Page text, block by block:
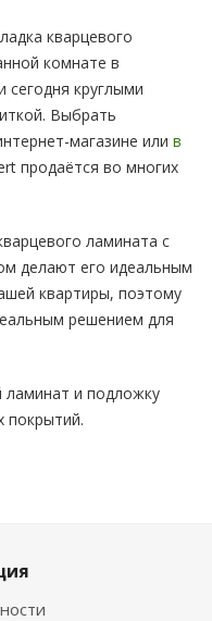
кварцевого
комнате в
сегодня круглыми
Выбрать
магазине или в
продаётся во многих
ламината с
делают его идеальным
квартиры, поэтому
решением для
и подложку
покрытий.